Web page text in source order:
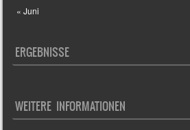
« Juni
ERGEBNISSE
WEITERE INFORMATIONEN